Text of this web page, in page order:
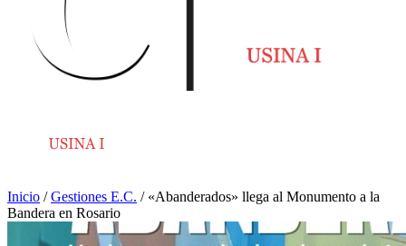
Inicio /Gestiones E.C. / «Abanderados» llega al Monumento a la
Bandera en Rosario